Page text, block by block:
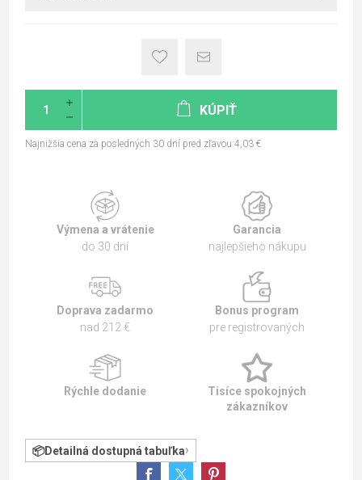
KÚPIŤ
Najnižšia cena za posledných 30 dní pred zľavou:4,03 €
Výmena a vrátenie
do 30 dní
Garancia
najlepšieho nákupu
Doprava zadarmo
nad 212 €
Bonus program
pre registrovaných
Rýchle dodanie
Tisíce spokojných
zákazníkov
Detailná dostupná tabuľka